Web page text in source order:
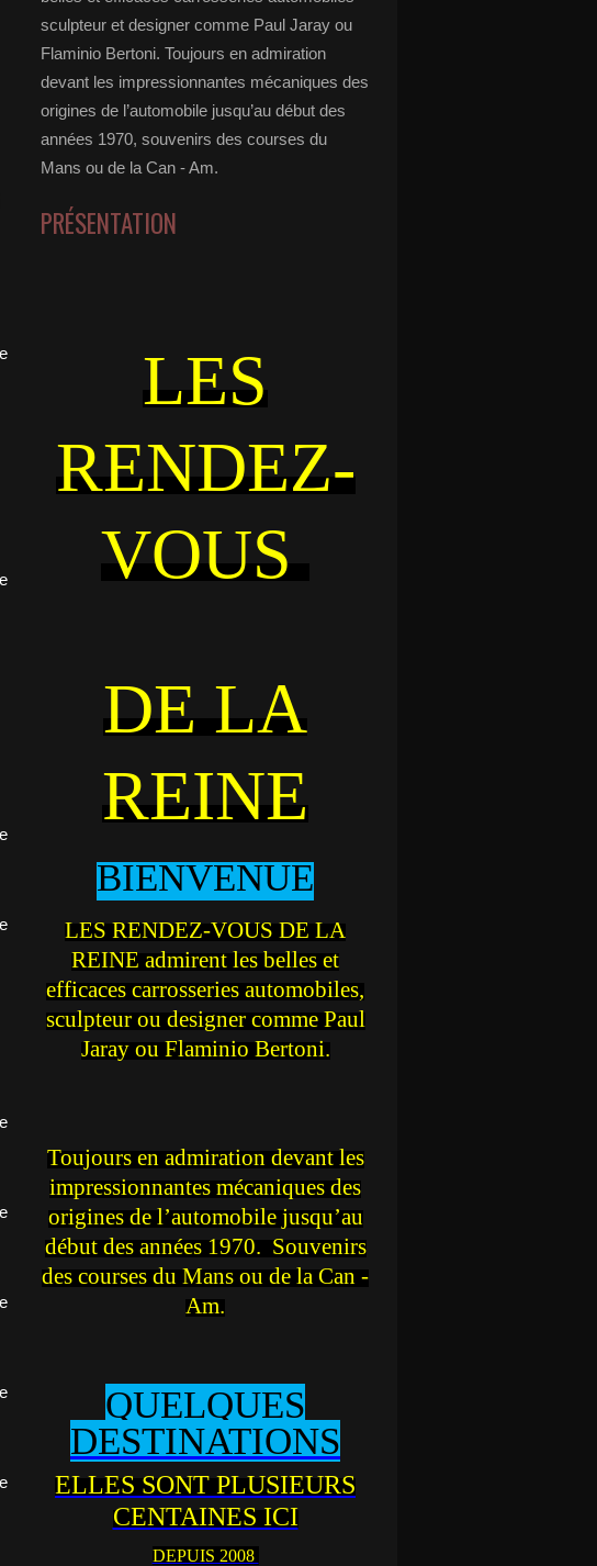
sculpteur et designer comme Paul Jaray ou
Flaminio Bertoni. Toujours en admiration
devant les impressionnantes mécaniques des
origines de l’automobile jusqu’au début des
années 1970, souvenirs des courses du
Mans ou de la Can - Am.
PRÉSENTATION
LES
RENDEZ-
VOUS
DE LA
REINE
BIENVENUE
LES RENDEZ-VOUS DE LA
REINE admirent les belles et
efficaces carrosseries automobiles,
sculpteur ou designer comme Paul
Jaray ou Flaminio Bertoni.
Toujours en admiration devant les
impressionnantes mécaniques des
origines de l’automobile jusqu’au
début des années 1970. Souvenirs
des courses du Mans ou de la Can -
Am.
QUELQUES
DESTINATIONS
ELLES SONT PLUSIEURS
CENTAINES ICI
DEPUIS 2008